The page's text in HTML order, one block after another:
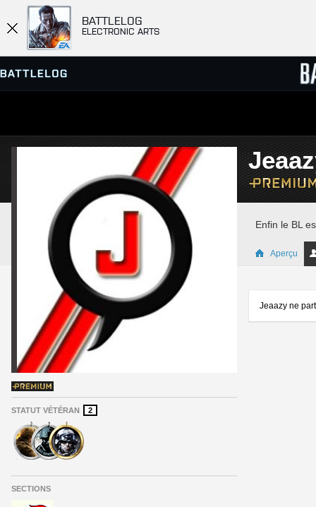
BATTLELOG
ELECTRONIC ARTS
SERVEURS
STATUT VÉTÉRAN 2
SECTIONS
Enfin le BL
Aperçu
Jeaazy ne